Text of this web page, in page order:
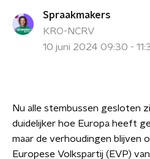
Spraakmakers
KRO-NCRV
10 juni 2024 09:30 -
Nu alle stembussen gesloten
duidelijker hoe Europa heeft
maar de verhoudingen blijven
Europese Volkspartij (EVP)